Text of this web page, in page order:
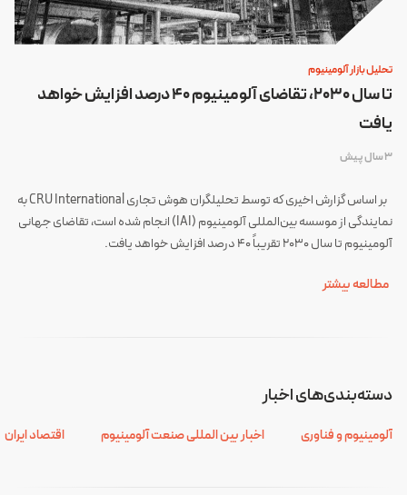
تحلیل بازار آلومینیوم
تا سال ۲۰۳۰، تقاضای آلومینیوم ۴۰ درصد افزایش خواهد
یافت
3 سال پیش
بر اساس گزارش اخیری که توسط تحلیلگران هوش تجاری CRU International به
نمایندگی از موسسه بین‌المللی آلومینیوم (IAI) انجام شده است، تقاضای جهانی
آلومینیوم تا سال ۲۰۳۰ تقریباً ۴۰ درصد افزایش خواهد یافت.
مطالعه بیشتر
دسته‌بندی‌های اخبار
آلومینیوم و فناوری اخبار بین المللی صنعت آلومینیوم اقتصاد ایران